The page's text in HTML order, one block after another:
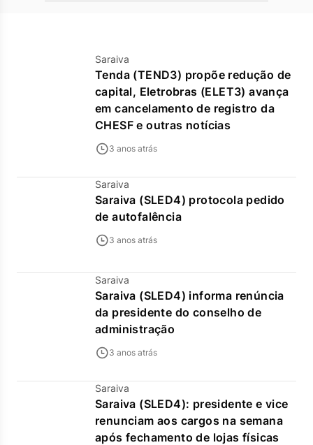
Saraiva
Tenda (TEND3) propõe redução de
capital, Eletrobras (ELET3) avança
em cancelamento de registro da
CHESF e outras notícias
3 anos atrás
Saraiva
Saraiva (SLED4) protocola pedido
de autofalência
3 anos atrás
Saraiva
Saraiva (SLED4) informa renúncia
da presidente do conselho de
administração
3 anos atrás
Saraiva
Saraiva (SLED4): presidente e vice
renunciam aos cargos na semana
após fechamento de lojas físicas